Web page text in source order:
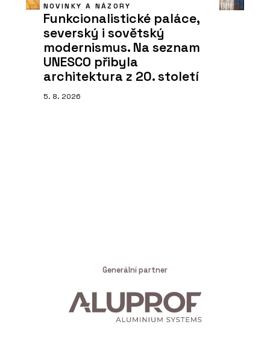
NOVINKY A NÁZORY
Funkcionalistické paláce,
severský i sovětský
modernismus. Na seznam
UNESCO přibyla
architektura z 20. století
5. 8. 2026
Generální partner